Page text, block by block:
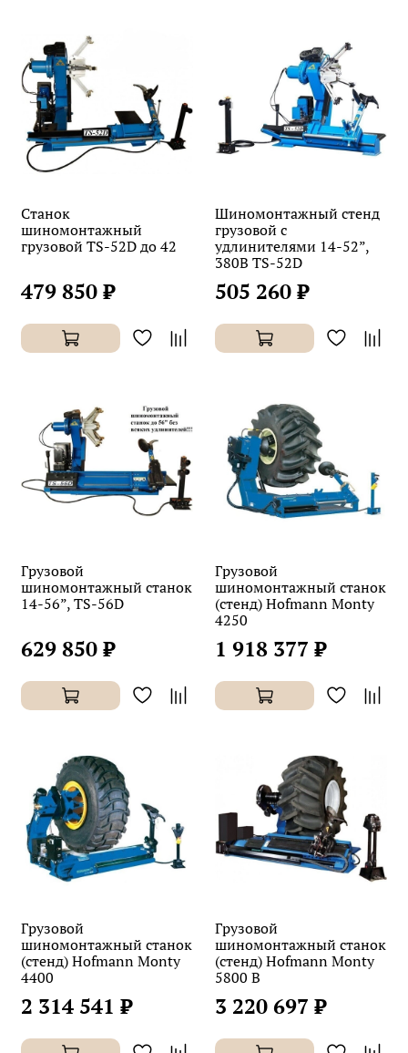
Станок
шиномонтажный
грузовой TS-52D до 42
479 850 ₽
Шиномонтажный стенд
грузовой c
удлинителями 14-52”,
380В TS-52D
505 260 ₽
Грузовой
шиномонтажный станок
14-56”, TS-56D
629 850 ₽
Грузовой
шиномонтажный станок
(стенд) Hofmann Monty
4250
1 918 377 ₽
Грузовой
шиномонтажный станок
(стенд) Hofmann Monty
4400
2 314 541 ₽
Грузовой
шиномонтажный станок
(стенд) Hofmann Monty
5800 B
3 220 697 ₽